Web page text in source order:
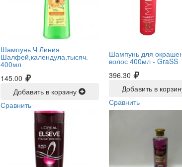
Шампунь Ч Линия
Шалфей,календула,тысяч.
400мл
145.00
Добавить в корзину
Сравнить
Шампунь для
волос 400мл - GraSS
396.30
Добавить в
Сравнить